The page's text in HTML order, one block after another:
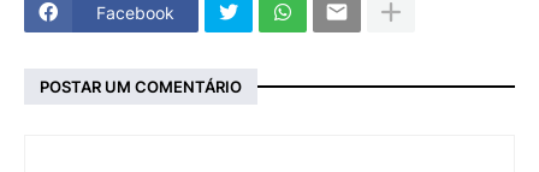
Facebook
POSTAR UM COMENTÁRIO